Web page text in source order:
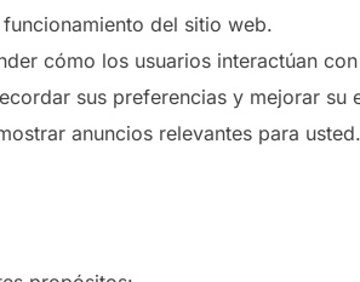
del sitio web.
cómo los usuarios interactúan
sus preferencias y mejorar su
anuncios relevantes para usted.